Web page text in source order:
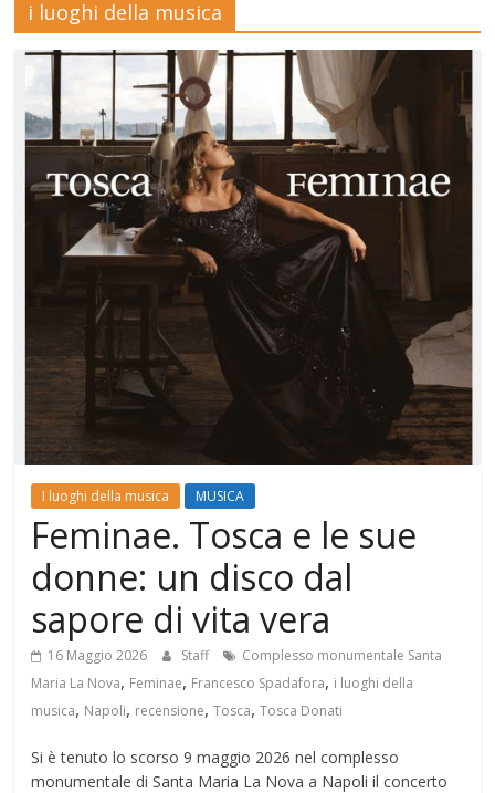
Mensile
di
arte,
cultura,
turismo
curiosità
i luoghi della musica
I luoghi della musica MUSICA
Feminae. Tosca e le sue
donne: un disco dal
sapore di vita vera
16 Maggio 2026 Staff
Complesso monumentale Santa
Maria La Nova, Feminae, Francesco Spadafora, i luoghi della
musica, Napoli, recensione,Tosca,Tosca Donati
Si è tenuto lo scorso 9 maggio 2026 nel complesso
monumentale di Santa Maria La Nova a Napoli il concerto